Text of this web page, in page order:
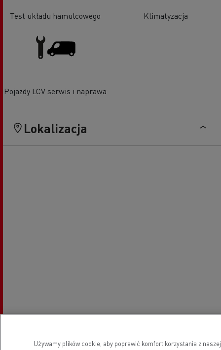
Test układu hamulcowego Klimatyzacja
Pojazdy LCV serwis i naprawa
Lokalizacja
Używamy plików cookie, aby poprawić komfort korzystania z